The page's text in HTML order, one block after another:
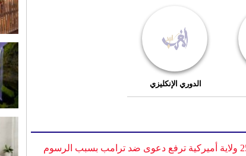
الدوري الإنكليزي
25 ولاية أميركية ترفع دعوى ضد ترامب بسبب الرسوم